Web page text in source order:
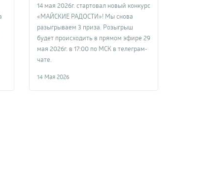
14 мая 2026г. стартовал новый конкурс
«МАЙСКИЕ РАДОСТИ»! Мы снова
разыгрываем 3 приза. Розыгрыш
будет происходить в прямом эфире 29
мая 2026г. в 17:00 по МСК в телеграм-
чате.
14 Мая 2026